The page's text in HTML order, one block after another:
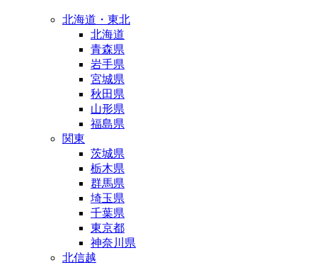
北海道・東北
北海道
青森県
岩手県
宮城県
秋田県
山形県
福島県
関東
茨城県
栃木県
群馬県
埼玉県
千葉県
東京都
神奈川県
北信越